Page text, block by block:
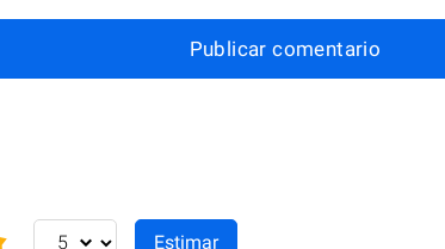
Publicar comentario